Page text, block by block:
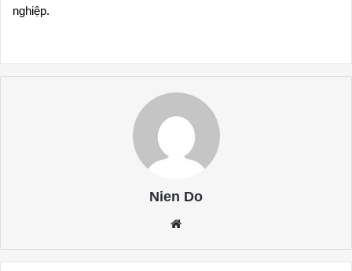
nghiệp.
Nien Do